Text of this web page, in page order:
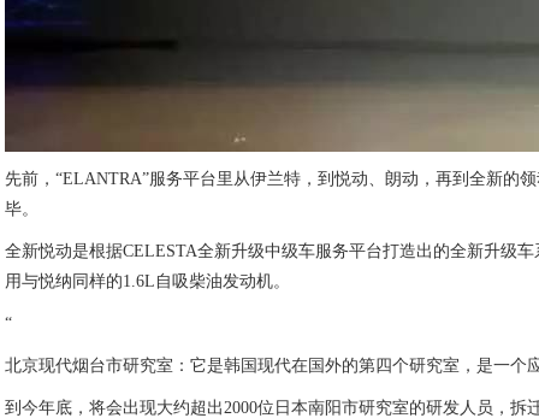
先前，“ELANTRA”服务平台里从伊兰特，到悦动、朗动，再到全新的
毕。
全新悦动是根据CELESTA全新升级中级车服务平台打造出的全新升级
用与悦纳同样的1.6L自吸柴油发动机。
“
北京现代烟台市研究室：它是韩国现代在国外的第四个研究室，是一
到今年底，将会出现大约超出2000位日本南阳市研究室的研发人员，